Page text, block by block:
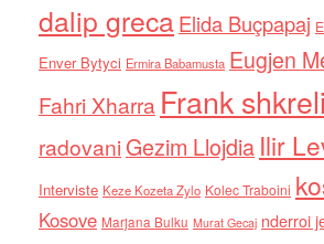
dalip grecaElida Buçpapaj
Enver Bytyci Ermira Babamusta Eugjen
Fahri Xharra Frank shkreli
radovaniGezim Llojdia Ilir
Interviste Keze Kozeta Zylo Kolec Traboini
Kosove Marjana Bulku Murat Gecaj nderroi